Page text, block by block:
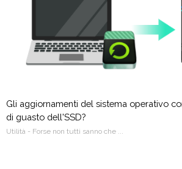
Gli aggiornamenti del sistema operativo
di guasto dell'SSD?
Utilità - Forse non tutti sanno che ...